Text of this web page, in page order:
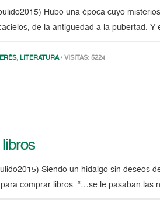
Hubo una época cuyo
de la antigüedad a la pubertad. Y
, LITERATURA • VISITAS: 5224
libros
Siendo un hidalgo sin deseos
comprar libros. “…se le pasaban las